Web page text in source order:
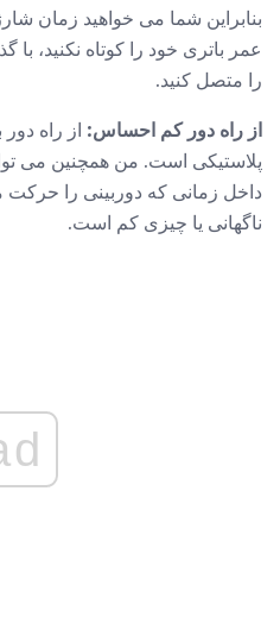
بنابراین شما می خواهید زمان
عمر باتری خود را کوتاه نکنید،
را متصل کنید.
از راه دور کم احساس: از راه
پلاستیکی است. من همچنین می
داخل زمانی که دوربینی را حرکت
ناگهانی یا چیزی کم است.